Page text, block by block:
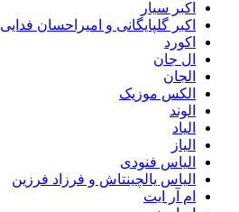
اکبر سیار
اکبر گلپایگانی و امیراحسان فدایی
اکورد
ال جان
الجان
الکس موزیک
الوند
الیاد
الیاز
الیاس فنودی
الیاس یالچینتاش و فرزاد فرزین
ام آر ایت